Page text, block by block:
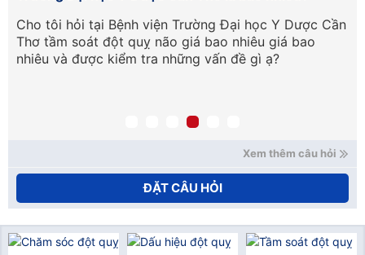
Trường Đại học Y Dược Cần
giá bao nhiêu giá bao
những vấn đề gì ạ?
Cho em hỏi đơn vị cấp
Nhân dân 115 ở TPHCM
đột quỵ không ạ?
Xem thêm câu hỏi
ĐẶT CÂU HỎI